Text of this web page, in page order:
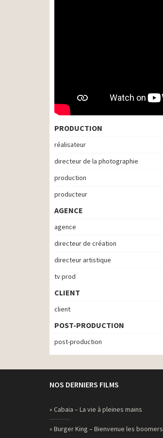
PRODUCTION
réalisateur
directeur de la photographie
production
producteur
AGENCE
agence
directeur de création
directeur artistique
tv prod
CLIENT
client
POST-PRODUCTION
post-production
NOS DERNIERS FILMS
» Cabaia – La vie à pleines mains
» Burger King – Bienvenue les boomers